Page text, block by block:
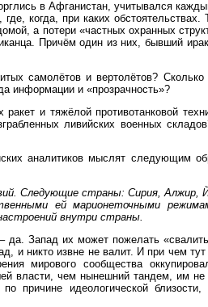
в Афганистан, учитывался
когда, при каких
а потери «частных охранных
Причём один из них, бывший
самолётов и вертолётов?
информации и «прозрачность»?
и тяжёлой противотанковой
ливийских военных
аналитиков мыслят следующим
Следующие страны: Сирия, Алжир,
ей марионеточными
внутри страны.
Запад их может пожелать
и никто извне не валит. И при чем
мирового сообщества
власти, чем нынешний тандем, им
причине идеологической